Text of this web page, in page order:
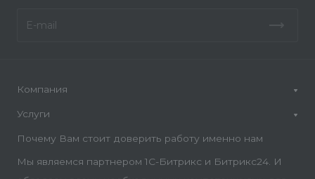
Компания
Услуги
Почему Вам стоит доверить работу именно нам
Мы являемся партнером 1С-Битрикс и Битрикс24. И